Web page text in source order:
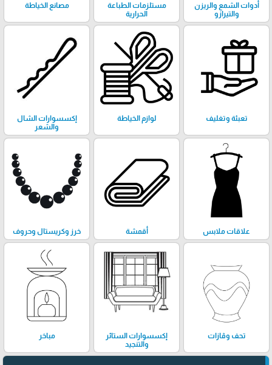
أدوات الشمع والريزن
والتيرازو
مستلزمات الطباعة
الحرارية
مصانع الخياطة
تعبئة وتغليف لوازم الخياطة
إكسسوارات الشال
والشعر
علاقات ملابس أقمشة خرز وكريستال وحروف
تحف وڤازات
إكسسوارات الستائر
والتنجيد
مباخر